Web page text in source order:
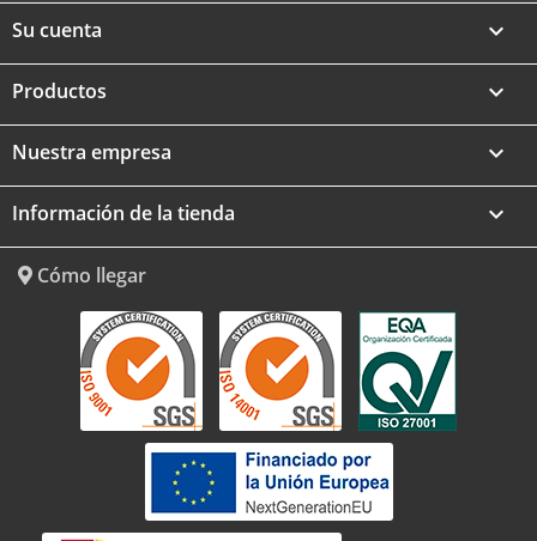
Su cuenta 
Productos 
Nuestra empresa 
Información de la tienda keyboard_arrow_down
Cómo llegar